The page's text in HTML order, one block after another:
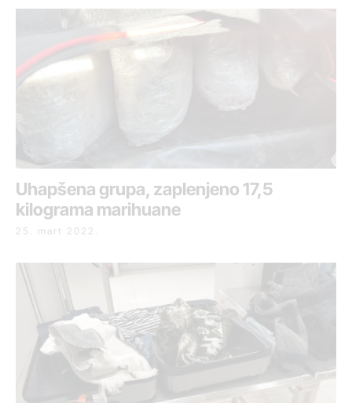
Uhapšena grupa, zaplenjeno 17,5
kilograma marihuane
25. mart 2022.